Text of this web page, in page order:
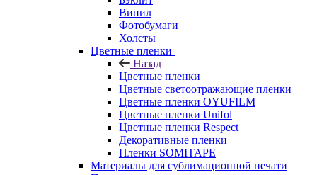
Винил
Фотобумаги
Холсты
Цветные пленки
Назад
Цветные пленки
Цветные светоотражающие пленки
Цветные пленки OYUFILM
Цветные пленки Unifol
Цветные пленки Respect
Декоративные пленки
Пленки SOMITAPE
Материалы для сублимационной печати